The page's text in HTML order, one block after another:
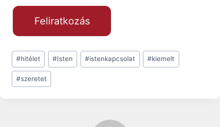
Post
Tags:
#hitélet #Isten #istenkapcsolat #kiemelt
#szeretet